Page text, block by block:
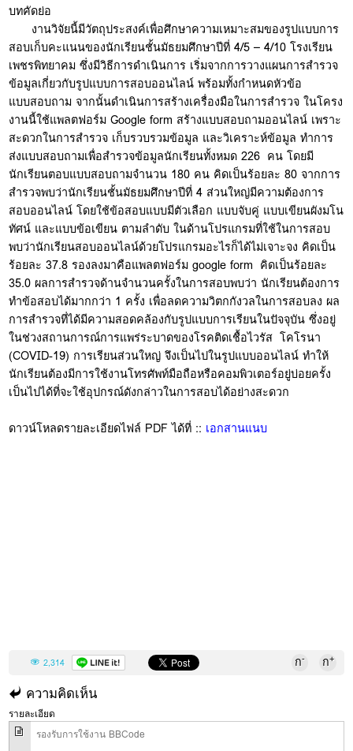
บทคัดย่อ
งานวิจัยนี้มีวัตถุประสงค์เพื่อศึกษาความเหมาะสมของรูปแบบการ
สอบเก็บคะแนนของนักเรียนชั้นมัธยมศึกษาปีที่ 4/5 – 4/10 โรงเรียน
เพชรพิทยาคม ซึ่งมีวิธีการดำเนินการ เริ่มจากการวางแผนการสำรวจ
ข้อมูลเกี่ยวกับรูปแบบการสอบออนไลน์ พร้อมทั้งกำหนดหัวข้อ
แบบสอบถาม จากนั้นดำเนินการสร้างเครื่องมือในการสำรวจ ในโครง
งานนี้ใช้แพลตฟอร์ม Google form สร้างแบบสอบถามออนไลน์ เพราะ
สะดวกในการสำรวจ เก็บรวบรวมข้อมูล และวิเคราะห์ข้อมูล ทำการ
ส่งแบบสอบถามเพื่อสำรวจข้อมูลนักเรียนทั้งหมด 226 คน โดยมี
นักเรียนตอบแบบสอบถามจำนวน 180 คน คิดเป็นร้อยละ 80 จากการ
สำรวจพบว่านักเรียนชั้นมัธยมศึกษาปีที่ 4 ส่วนใหญ่มีความต้องการ
สอบออนไลน์ โดยใช้ข้อสอบแบบมีตัวเลือก แบบจับคู่ แบบเขียนผังมโน
ทัศน์ และแบบข้อเขียน ตามลำดับ ในด้านโปรแกรมที่ใช้ในการสอบ
พบว่านักเรียนสอบออนไลน์ด้วยโปรแกรมอะไรก็ได้ไม่เจาะจง คิดเป็น
ร้อยละ 37.8 รองลงมาคือแพลตฟอร์ม google form คิดเป็นร้อยละ
35.0 ผลการสำรวจด้านจำนวนครั้งในการสอบพบว่า นักเรียนต้องการ
ทำข้อสอบได้มากกว่า 1 ครั้ง เพื่อลดความวิตกกังวลในการสอบลง ผล
การสำรวจที่ได้มีความสอดคล้องกับรูปแบบการเรียนในปัจจุบัน ซึ่งอยู่
ในช่วงสถานการณ์การแพร่ระบาดของโรคติดเชื้อไวรัส โคโรนา
(COVID-19) การเรียนส่วนใหญ่ จึงเป็นไปในรูปแบบออนไลน์ ทำให้
นักเรียนต้องมีการใช้งานโทรศัพท์มือถือหรือคอมพิวเตอร์อยู่บ่อยครั้ง
เป็นไปได้ที่จะใช้อุปกรณ์ดังกล่าวในการสอบได้อย่างสะดวก
ดาวน์โหลดรายละเอียดไฟล์ PDF ได้ที่ :: เอกสานแนบ
2,314 ก- ก+
ความคิดเห็น
รายละเอียด